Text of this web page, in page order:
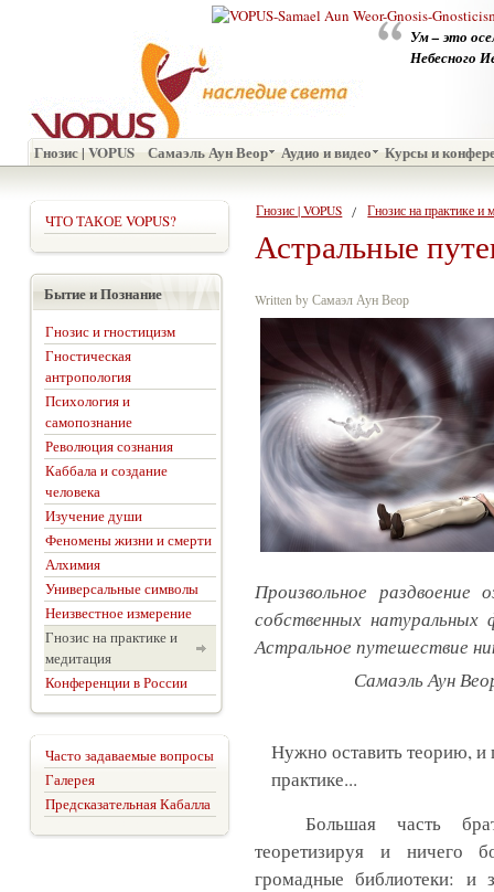
Ум – это
Небесного
Гнозис | VOPUS Самаэль Аун Веор Аудио и видео Курсы и
Гнозис | VOPUS Гнозис на практике и
Астральные
Written by Самаэл Аун Веор
Произвольное
собственных
Астральное путешествие
Самаэль Аун
Нужно оставить теорию, и
практике...
Большая часть
теоретизируя и ничего
громадные библиотеки: и
ЧТО ТАКОЕ VOPUS?
Бытие и Познание
Гнозис и гностицизм
Гностическая
антропология
Психология и
самопознание
Революция сознания
Каббала и создание
человека
Изучение души
Феномены жизни и смерти
Алхимия
Универсальные символы
Неизвестное измерение
Гнозис на практике и
медитация
Конференции в России
Часто задаваемые вопросы
Галерея
Предсказательная Кабалла